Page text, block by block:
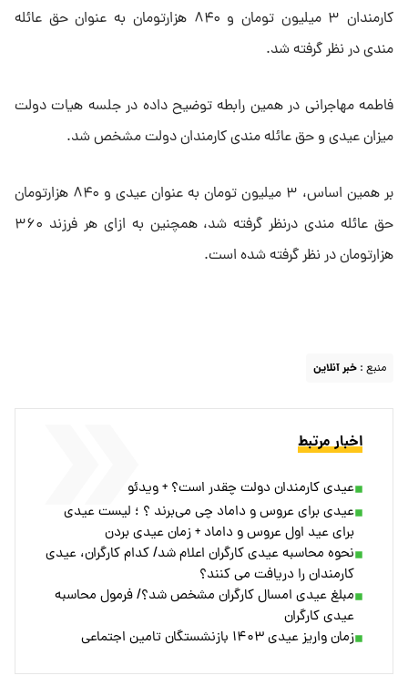
کارمندان ۳ میلیون تومان و ۸۴۰ هزارتومان به عنوان حق عائله
مندی در نظر گرفته شد.
فاطمه مهاجرانی در همین رابطه توضیح داده در جلسه هیات دولت
میزان عیدی و حق عائله مندی کارمندان دولت مشخص شد.
بر همین اساس، ۳ میلیون تومان به عنوان عیدی و ۸۴۰ هزارتومان
حق عائله مندی درنظر گرفته شد، همچنین به ازای هر فرزند ۳۶۰
هزارتومان در نظر گرفته شده است.
منبع : خبر آنلاین
اخبار مرتبط
عیدی کارمندان دولت چقدر است؟ + ویدئو
عیدی برای عروس و داماد چی می‌برند ؟ ؛ لیست عیدی
برای عید اول عروس و داماد + زمان عیدی بردن
نحوه محاسبه عیدی کارگران اعلام شد/ کدام کارگران، عیدی
کارمندان را دریافت می کنند؟
مبلغ عیدی امسال کارگران مشخص شد؟/ فرمول محاسبه
عیدی کارگران
زمان واریز عیدی ۱۴۰۳ بازنشستگان تامین اجتماعی